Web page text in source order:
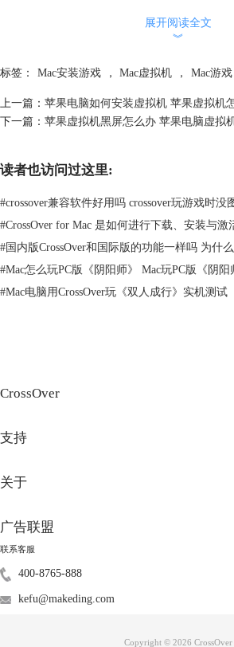
安装完成后，即可在Crossover容器列表中看到
第三步，从文件夹中导入下载好的Steam软件（
在“下载”文件夹中）。
展开阅读全文
︾
标签： Mac安装游戏 ， Mac虚拟机 ， Mac游戏
上一篇： 苹果电脑如何安装虚拟机 苹果虚拟机
下一篇： 苹果虚拟机黑屏怎么办 苹果电脑虚拟
读者也访问过这里:
#crossover兼容软件好用吗 crossover玩游戏时没
#CrossOver for Mac 是如何进行下载、安装与激
#国内版CrossOver和国际版的功能一样吗 为什
#Mac怎么玩PC版《阴阳师》 Mac玩PC版《阴
#Mac电脑用CrossOver玩《双人成行》实机测试
CrossOver
支持
关于
广告联盟
联系客服
400-8765-888
kefu@makeding.com
Copyright © 2026 CrossOver